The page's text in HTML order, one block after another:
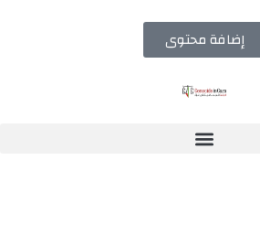
إضافة محتوى